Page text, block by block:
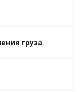
груза